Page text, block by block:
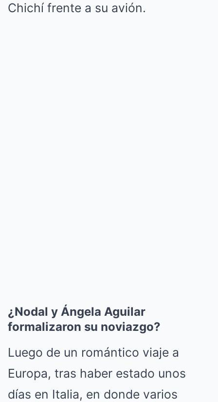
Chichí frente a su avión.
¿Nodal y Ángela Aguilar
formalizaron su noviazgo?
Luego de un romántico viaje a
Europa, tras haber estado unos
días en Italia, en donde varios